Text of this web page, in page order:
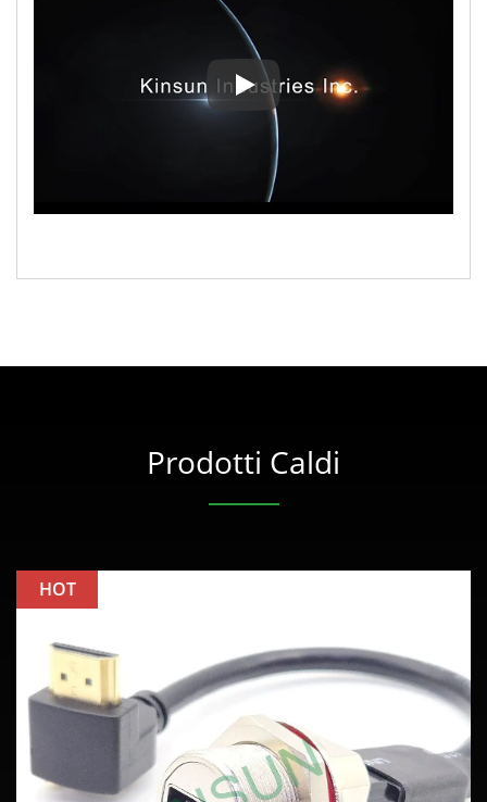
Video di KINSUN
Prodotti Caldi
HOT